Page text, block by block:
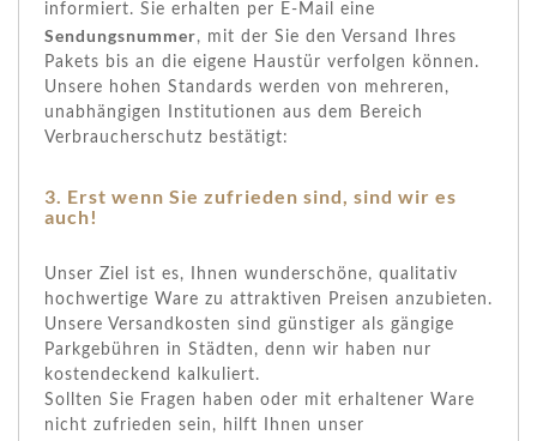
informiert. Sie erhalten per E-Mail eine
Sendungsnummer, mit der Sie den Versand Ihres
Pakets bis an die eigene Haustür verfolgen können.
Unsere hohen Standards werden von mehreren,
unabhängigen Institutionen aus dem Bereich
Verbraucherschutz bestätigt:
3. Erst wenn Sie zufrieden sind, sind wir es
auch!
Unser Ziel ist es, Ihnen wunderschöne, qualitativ
hochwertige Ware zu attraktiven Preisen anzubieten.
Unsere Versandkosten sind günstiger als gängige
Parkgebühren in Städten, denn wir haben nur
kostendeckend kalkuliert.
Sollten Sie Fragen haben oder mit erhaltener Ware
nicht zufrieden sein, hilft Ihnen unser